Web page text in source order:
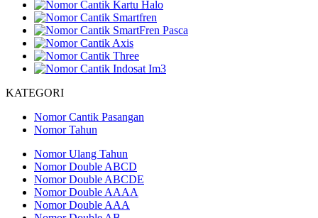
KATEGORI
Nomor Cantik Pasangan
Nomor Tahun
Nomor Ulang Tahun
Nomor Double ABCD
Nomor Double ABCDE
Nomor Double AAAA
Nomor Double AAA